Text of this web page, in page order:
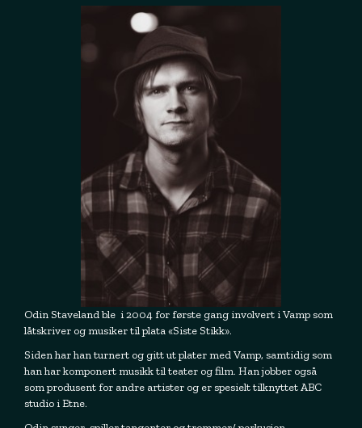
Odin Staveland ble i 2004 for første gang involvert i Vamp som
låtskriver og musiker til plata «Siste Stikk».
Siden har han turnert og gitt ut plater med Vamp, samtidig som
han har komponert musikk til teater og film. Han jobber også
som produsent for andre artister og er spesielt tilknyttet ABC
studio i Etne.